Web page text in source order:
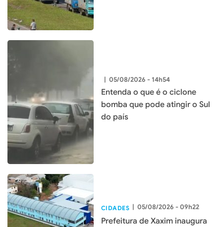
| 05/08/2026 - 14h54
Entenda o que é o ciclone
bomba que pode atingir o Sul
do país
CIDADES | 05/08/2026 - 09h22
Prefeitura de Xaxim inaugura